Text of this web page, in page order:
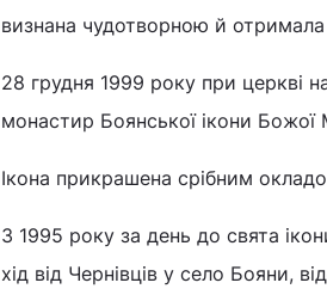
визнана чудотворною й отримала
28 грудня 1999 року при церкві
монастир Боянської ікони Божої
Ікона прикрашена срібним
З 1995 року за день до свята
хід від Чернівців у село Бояни,